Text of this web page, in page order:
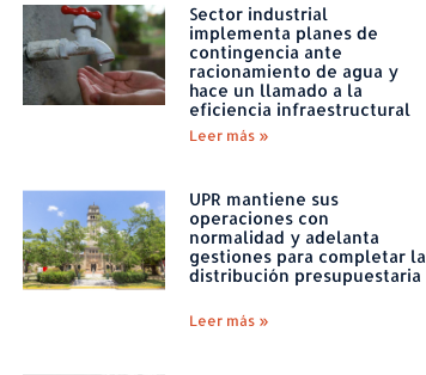
Sector industrial
implementa planes de
contingencia ante
racionamiento de agua y
hace un llamado a la
eficiencia infraestructural
Leer más »
UPR mantiene sus
operaciones con
normalidad y adelanta
gestiones para completar la
distribución presupuestaria
Leer más »